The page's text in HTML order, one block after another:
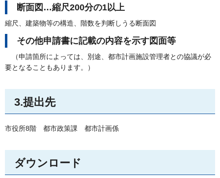
断面図…縮尺200分の1以上
縮尺、建築物等の構造、階数を判断しうる断面図
その他申請書に記載の内容を示す図面等
（申請箇所によっては、別途、都市計画施設管理者との協議が必
要となることもあります。）
3.提出先
市役所8階 都市政策課 都市計画係
ダウンロード